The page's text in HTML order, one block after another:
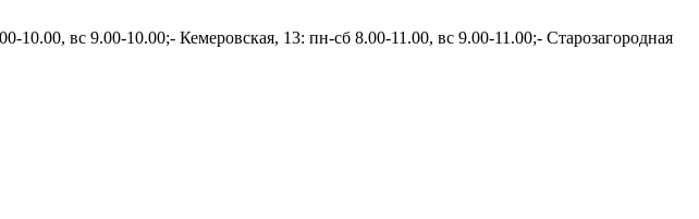
вс 9.00-10.00;- Кемеровская, 13: пн-сб 8.00-11.00, вс 9.00-11.00;- Старозагородная